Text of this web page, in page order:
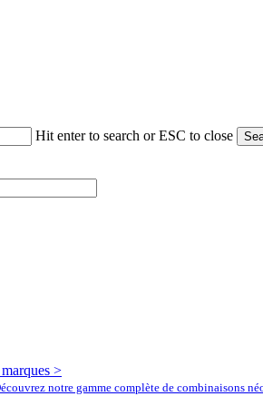
Hit enter to search or ESC to close
>
notre gamme complète de combinaisons